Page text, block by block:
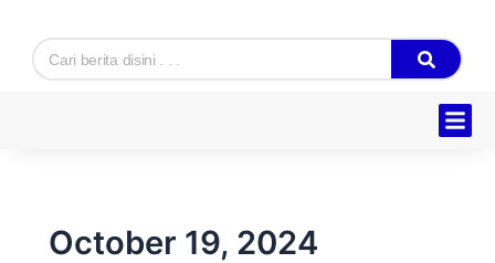
content
Search
October 19, 2024